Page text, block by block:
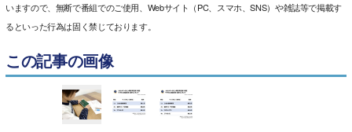
いますので、無断で番組でのご使用、Webサイト（PC、スマホ、SNS）や雑誌等で掲載す
るといった行為は固く禁じております。
この記事の画像